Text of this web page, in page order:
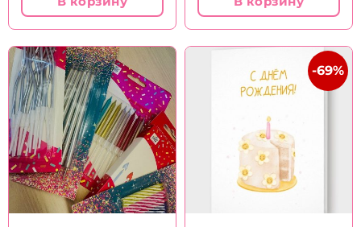
-69%